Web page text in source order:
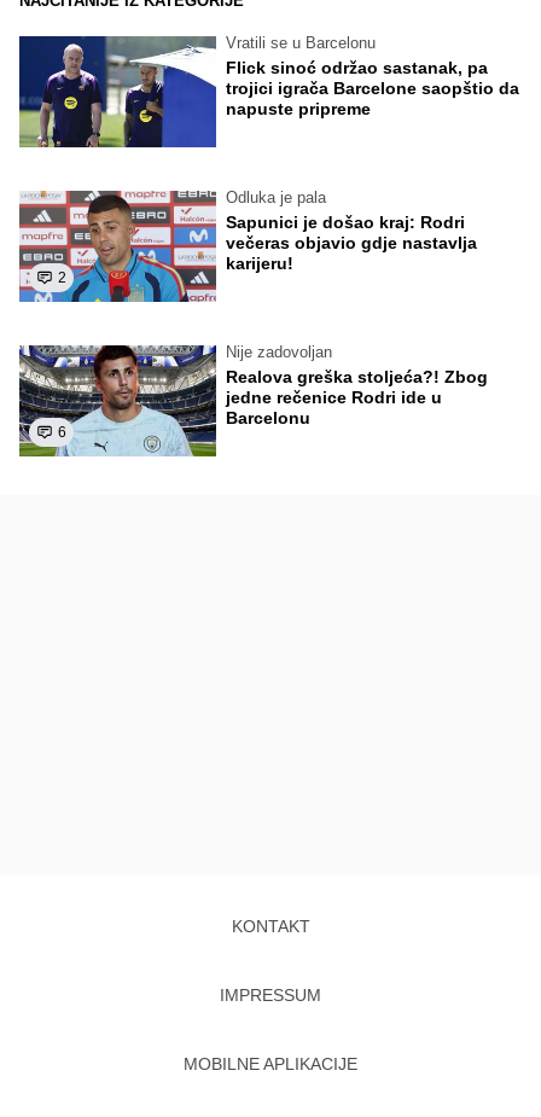
Vratili se u Barcelonu
Flick sinoć održao sastanak, pa
trojici igrača Barcelone saopštio da
napuste pripreme
2
Odluka je pala
Sapunici je došao kraj: Rodri
večeras objavio gdje nastavlja
karijeru!
6
Nije zadovoljan
Realova greška stoljeća?! Zbog
jedne rečenice Rodri ide u
Barcelonu
KONTAKT
IMPRESSUM
MOBILNE APLIKACIJE